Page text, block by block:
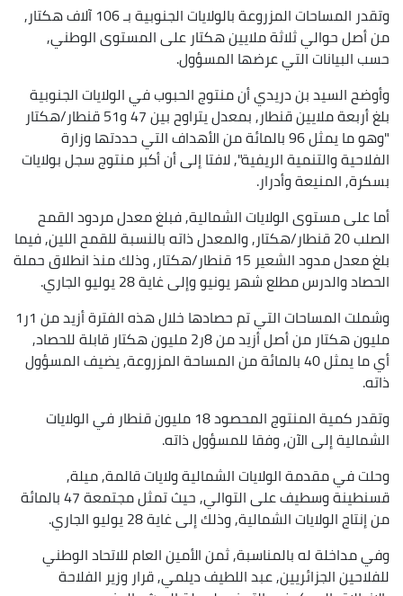
وتقدر المساحات المزروعة بالولايات الجنوبية بـ 106 آلاف هكتار,
من أصل حوالي ثلاثة ملايين هكتار على المستوى الوطني,
حسب البيانات التي عرضها المسؤول.
وأوضح السيد بن دريدي أن منتوج الحبوب في الولايات الجنوبية
بلغ أربعة ملايين قنطار, بمعدل يتراوح بين 47 و51 قنطار/هكتار
"وهو ما يمثل 96 بالمائة من الأهداف التي حددتها وزارة
الفلاحية والتنمية الريفية", لافتا إلى أن أكبر منتوج سجل بولايات
بسكرة, المنيعة وأدرار.
أما على مستوى الولايات الشمالية, فبلغ معدل مردود القمح
الصلب 20 قنطار/هكتار, والمعدل ذاته بالنسبة للقمح اللين, فيما
بلغ معدل مدود الشعير 15 قنطار/هكتار, وذلك منذ انطلاق حملة
الحصاد والدرس مطلع شهر يونيو وإلى غاية 28 يوليو الجاري.
وشملت المساحات التي تم حصادها خلال هذه الفترة أزيد من 1ر1
مليون هكتار من أصل أزيد من 8ر2 مليون هكتار قابلة للحصاد,
أي ما يمثل 40 بالمائة من المساحة المزروعة, يضيف المسؤول
ذاته.
وتقدر كمية المنتوج المحصود 18 مليون قنطار في الولايات
الشمالية إلى الآن, وفقا للمسؤول ذاته.
وحلت في مقدمة الولايات الشمالية ولايات قالمة, ميلة,
قسنطينة وسطيف على التوالي, حيث تمثل مجتمعة 47 بالمائة
من إنتاج الولايات الشمالية, وذلك إلى غاية 28 يوليو الجاري.
وفي مداخلة له بالمناسبة, ثمن الأمين العام للاتحاد الوطني
للفلاحين الجزائريين, عبد اللطيف ديلمي, قرار وزير الفلاحة